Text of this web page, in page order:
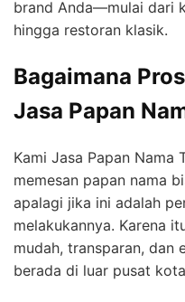
brand Anda—mulai dari
hingga restoran klasik.
Bagaimana
Jasa Papan
Kami Jasa Papan Nama
memesan papan nama
apalagi jika ini adalah
melakukannya. Karena
mudah, transparan, dan
berada di luar pusat